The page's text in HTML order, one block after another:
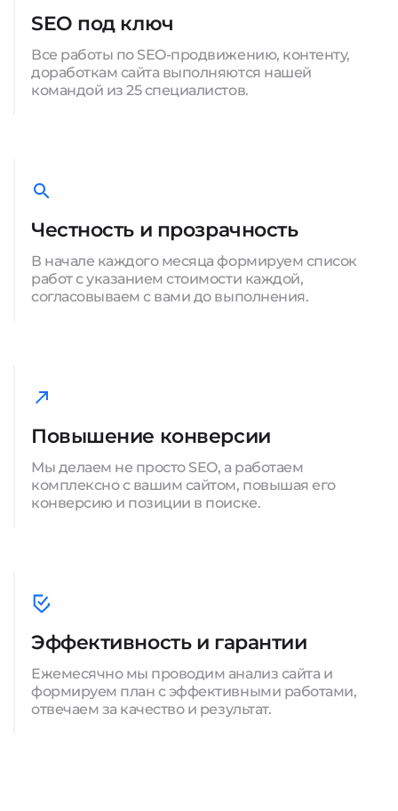
SEO под ключ
Все работы по SEO-продвижению, контенту,
доработкам сайта выполняются нашей
командой из 25 специалистов.
Честность и прозрачность
В начале каждого месяца формируем список
работ с указанием стоимости каждой,
согласовываем с вами до выполнения.
Повышение конверсии
Мы делаем не просто SEO, а работаем
комплексно с вашим сайтом, повышая его
конверсию и позиции в поиске.
Эффективность и гарантии
Ежемесячно мы проводим анализ сайта и
формируем план с эффективными работами,
отвечаем за качество и результат.